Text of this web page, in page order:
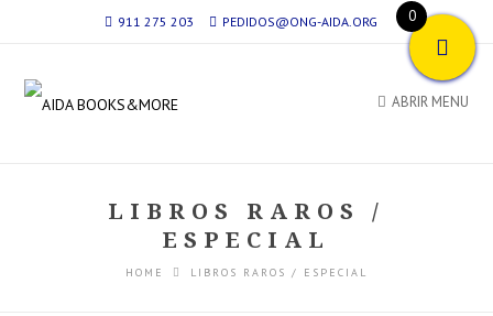
911 275 203 PEDIDOS@ONG-AIDA.ORG
ABRIR MENU
LIBROS RAROS /
ESPECIAL
HOME LIBROS RAROS / ESPECIAL
0